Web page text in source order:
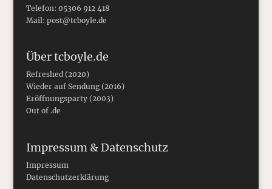
Telefon: 05306 912 418
Mail: post@tcboyle.de
Über tcboyle.de
Refreshed (2020)
Wieder auf Sendung (2016)
Eröffnungsparty (2003)
Out of .de
Impressum & Datenschutz
Impressum
Datenschutzerklärung